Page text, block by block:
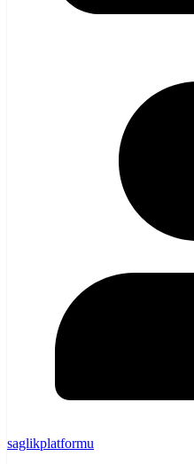
saglikplatformu